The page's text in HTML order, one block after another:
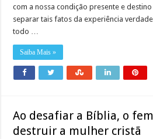
com a nossa condição presente e
separar tais fatos da experiência
todo …
Saiba Mais »
Ao desafiar a Bíblia, o
destruir a mulher cristã